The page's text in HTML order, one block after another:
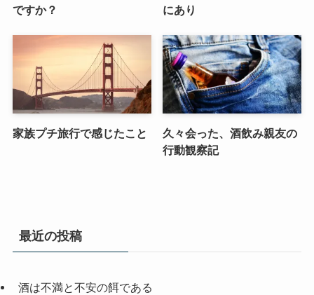
ですか？
にあり
家族プチ旅行で感じたこと
久々会った、酒飲み親友の
行動観察記
最近の投稿
酒は不満と不安の餌である